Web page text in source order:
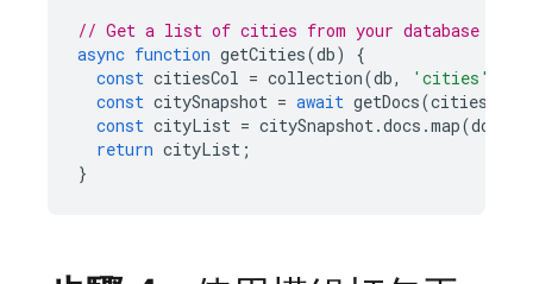
// Get a list of cities from your database
async function getCities(db)
{
const citiesCol = collection(db, 'cities'
const citySnapshot = await getDocs(citiesCol
const cityList = citySnapshot.docs .map(doc
return cityList ;
}